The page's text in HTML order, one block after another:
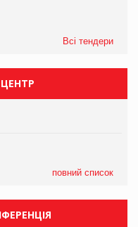
Всі тендери
повний список